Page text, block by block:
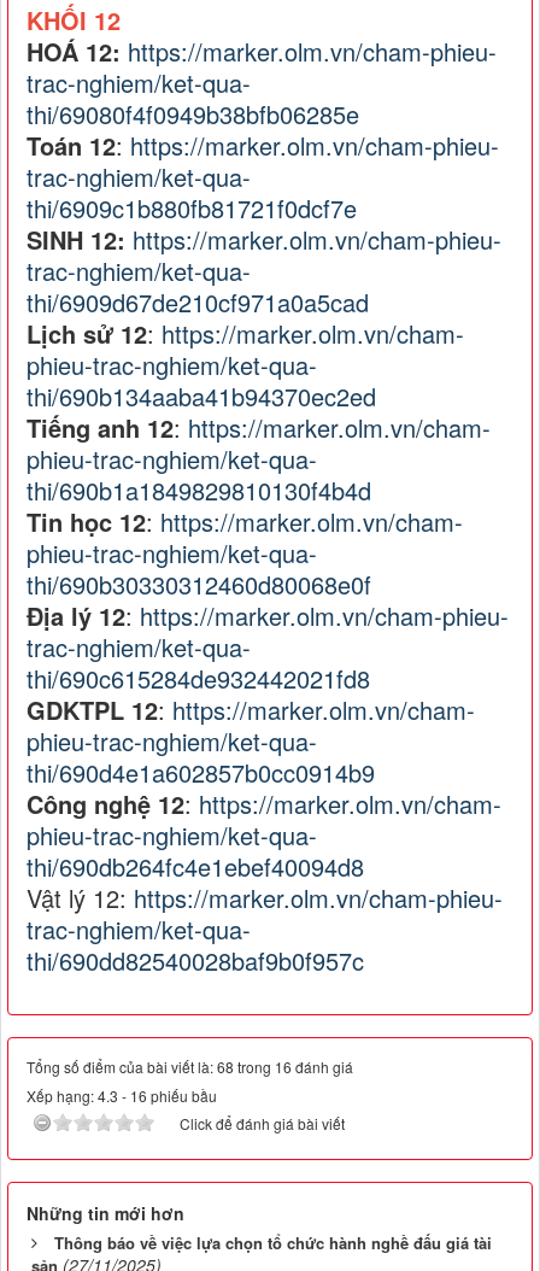
KHỐI 12
HOÁ 12: https://marker.olm.vn/cham-phieu-
trac-nghiem/ket-qua-
thi/69080f4f0949b38bfb06285e
Toán 12: https://marker.olm.vn/cham-phieu-
trac-nghiem/ket-qua-
thi/6909c1b880fb81721f0dcf7e
SINH 12: https://marker.olm.vn/cham-phieu-
trac-nghiem/ket-qua-
thi/6909d67de210cf971a0a5cad
Lịch sử 12: https://marker.olm.vn/cham-
phieu-trac-nghiem/ket-qua-
thi/690b134aaba41b94370ec2ed
Tiếng anh 12: https://marker.olm.vn/cham-
phieu-trac-nghiem/ket-qua-
thi/690b1a1849829810130f4b4d
Tin học 12: https://marker.olm.vn/cham-
phieu-trac-nghiem/ket-qua-
thi/690b30330312460d80068e0f
Địa lý 12: https://marker.olm.vn/cham-phieu-
trac-nghiem/ket-qua-
thi/690c615284de932442021fd8
GDKTPL 12: https://marker.olm.vn/cham-
phieu-trac-nghiem/ket-qua-
thi/690d4e1a602857b0cc0914b9
Công nghệ 12: https://marker.olm.vn/cham-
phieu-trac-nghiem/ket-qua-
thi/690db264fc4e1ebef40094d8
Vật lý 12: https://marker.olm.vn/cham-phieu-
trac-nghiem/ket-qua-
thi/690dd82540028baf9b0f957c
Tổng số điểm của bài viết là: 68 trong 16 đánh giá
Xếp hạng:4.3 - 16 phiếu bầu
Click để đánh giá bài viết
Những tin mới hơn
Thông báo về việc lựa chọn tổ chức hành nghề đấu giá tài
sản (27/11/2025)